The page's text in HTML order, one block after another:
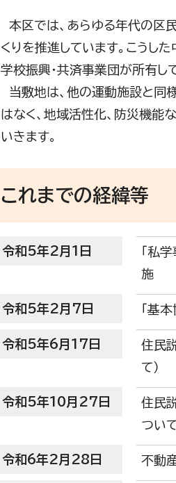
本区では、あらゆる年代の区
くりを推進しています。こうし
学校振興・共済事業団が所有し
当敷地は、他の運動施設と同
はなく、地域活性化、防災機能
いきます。
これまでの経緯等
令和5年2月1日
「私
施
令和5年2月7日 「基
令和5年6月17日
住民
て）
令和5年10月27日
住民
ついて
令和6年2月28日 不動